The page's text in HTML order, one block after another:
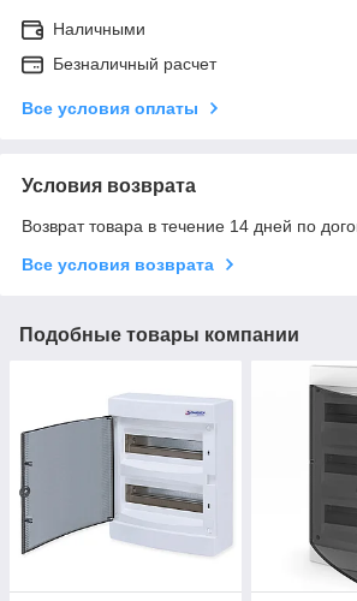
Наличными
Безналичный расчет
Все условия оплаты
Условия возврата
Возврат товара в течение 14 дней по
Все условия возврата
Подобные товары компании